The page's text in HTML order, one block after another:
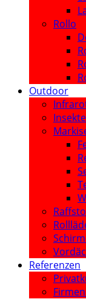
Rollo
Outdoor
Referenzen